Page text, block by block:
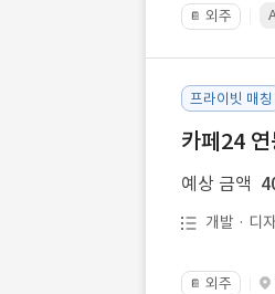
📔 외주
프라이빗 매칭
카페24
예상 금액
개발 · 디
📔 외주